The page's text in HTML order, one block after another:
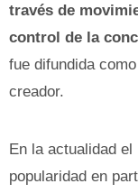
través de
control de la
fue difundida
creador.
En la actualidad
popularidad en